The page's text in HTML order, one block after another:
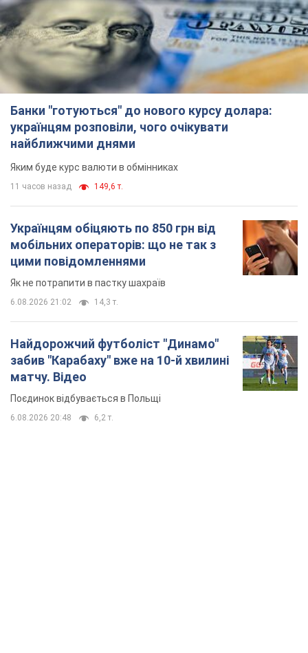
Банки "готуються" до нового курсу долара:
українцям розповіли, чого очікувати
найближчими днями
Яким буде курс валюти в обмінниках
11 часов назад 149,6 т.
Українцям обіцяють по 850 грн від
мобільних операторів: що не так з
цими повідомленнями
Як не потрапити в пастку шахраїв
6.08.2026 21:02 14,3 т.
Найдорожчий футболіст "Динамо"
забив "Карабаху" вже на 10-й хвилині
матчу. Відео
Поєдинок відбувається в Польщі
6.08.2026 20:48 6,2 т.